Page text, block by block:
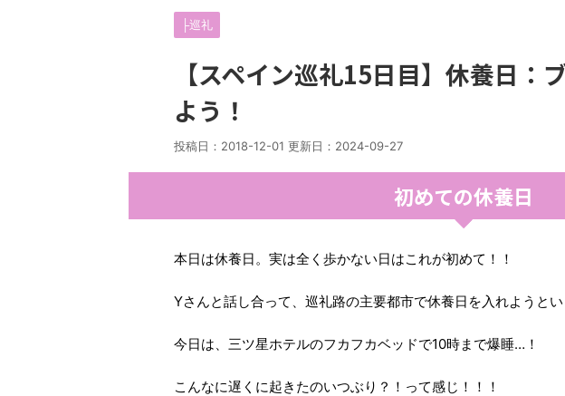
├巡礼
【スペイン巡礼15日目】休養日：
よう！
投稿日：2018-12-01 更新日： 2024-09-27
初めての休養日
本日は休養日。実は全く歩かない日はこれが初めて！！
Yさんと話し合って、巡礼路の主要都市で休養日を入れようとい
今日は、三ツ星ホテルのフカフカベッドで10時まで爆睡…！
こんなに遅くに起きたのいつぶり？！って感じ！！！